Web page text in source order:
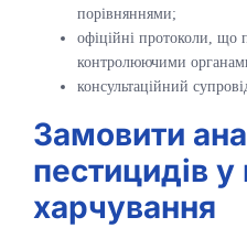
порівняннями;
офіційні протоколи, що
контролюючими
консультаційний
Замовити
пестицидів
харчування